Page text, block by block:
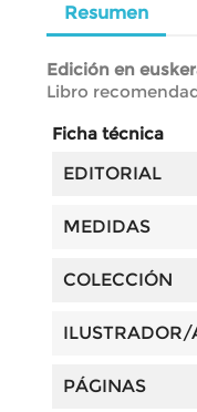
Resumen
Edición en
Libro
Ficha técnica
EDITORIAL
MEDIDAS
COLECCIÓN
ILUSTRADOR/
PÁGINAS